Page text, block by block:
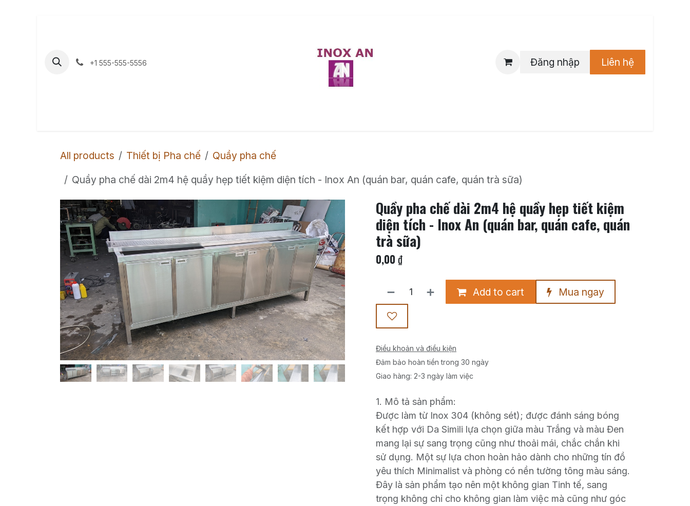
+1 555-555-5556 Đăng nhập Liên hệ
All products Thiết bị Pha chế
Quầy pha chế
Quầy pha chế dài 2m4 hệ quầy hẹp tiết kiệm diện tích - Inox An (quán bar, quán cafe, quán trà sữa)
Quầy pha chế dài 2m4 hệ quầy hẹp tiết kiệm
diện tích - Inox An (quán bar, quán cafe, quán
trà sữa)
0,00 ₫
Add to cart Mua ngay
Điều khoản và điều kiện
Đảm bảo hoàn tiền trong 30 ngày
Giao hàng: 2-3 ngày làm việc
1. Mô tả sản phẩm:
Được làm từ Inox 304 (không sét); được đánh sáng bóng
kết hợp với Da Simili lựa chọn giữa màu Trắng và màu Đen
mang lại sự sang trọng cũng như thoải mái, chắc chắn khi
sử dụng. Một sự lựa chon hoàn hảo dành cho những tín đồ
yêu thích Minimalist và phòng có nền tường tông màu sáng.
Đây là sản phẩm tạo nên một không gian Tinh tế, sang
trọng không chỉ cho không gian làm việc mà cũng như góc